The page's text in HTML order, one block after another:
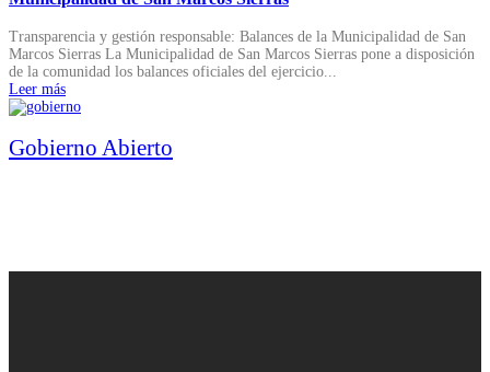
Transparencia y gestión responsable: Balances de la Municipalidad de San
Marcos Sierras La Municipalidad de San Marcos Sierras pone a disposición
de la comunidad los balances oficiales del ejercicio...
Leer más
Gobierno Abierto